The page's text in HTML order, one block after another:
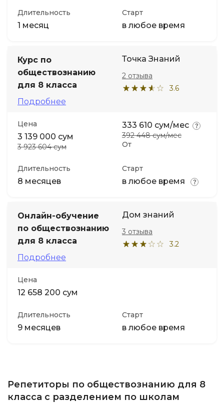
Длительность
1 месяц
Старт
в любое время
Курс по
обществознанию
для 8 класса
Подробнее
Точка Знаний
3.6
2 отзыва
Цена
3 139 000 сум
3 923 604 сум От
333 610 сум/мес
392 448 сум/мес
Длительность
8 месяцев
Старт
в любое время
Онлайн-обучение
по обществознанию
для 8 класса
Подробнее
Дом знаний
3.2
3 отзыва
Цена
12 658 200 сум
Длительность
9 месяцев
Старт
в любое время
Репетиторы по обществознанию для 8
класса с разделением по школам